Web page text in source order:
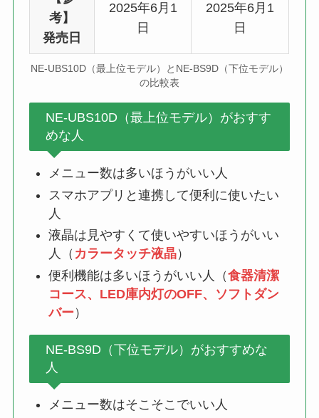
考】
発売日
2025年6月1
日
2025年6月1
日
NE-UBS10D（最上位モデル）とNE-BS9D（下位モデル）
の比較表
NE-UBS10D（最上位モデル）がおすす
めな人
メニュー数は多いほうがいい人
スマホアプリと連携して便利に使いたい
人
液晶は見やすくて使いやすいほうがいい
人（ カラータッチ液晶）
便利機能は多いほうがいい人（食器清潔
コース、LED庫内灯のOFF、ソフトダン
バー ）
NE-BS9D（下位モデル）がおすすめな
人
メニュー数はそこそこでいい人